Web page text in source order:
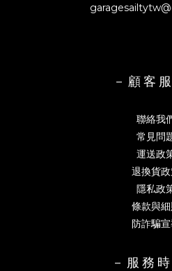
－ 顧 客
聯絡我
常見問
運送政
退換貨
隱私政
條款與
防詐騙
－ 服 務